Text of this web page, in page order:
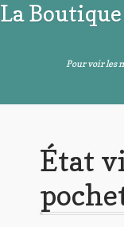
Aller
à
Aller
au
La Boutique
Images et sons
Livres – BD – Comics
Pour voir les
État